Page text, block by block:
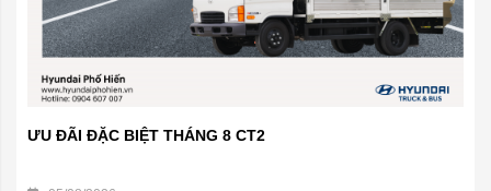
ƯU ĐÃI ĐẶC BIỆT THÁNG 8 CT2